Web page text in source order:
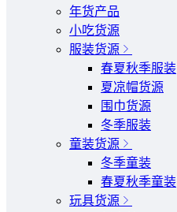
年货产品
小吃货源
服装货源
春夏秋季服装
夏凉帽货源
围巾货源
冬季服装
童装货源
冬季童装
春夏秋季童装
玩具货源